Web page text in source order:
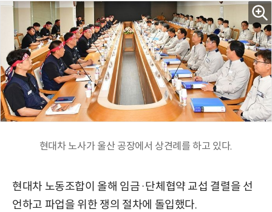
현대차 노사가 울산 공장에서 상견례를 하고 있다.
현대차 노동조합이 올해 임금·단체협약 교섭 결렬을 선
언하고 파업을 위한 쟁의 절차에 돌입했다.